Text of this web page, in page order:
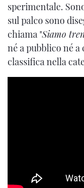
sperimentale.
sul palco sono
chiama "Siamo
né a pubblico né
classifica nella